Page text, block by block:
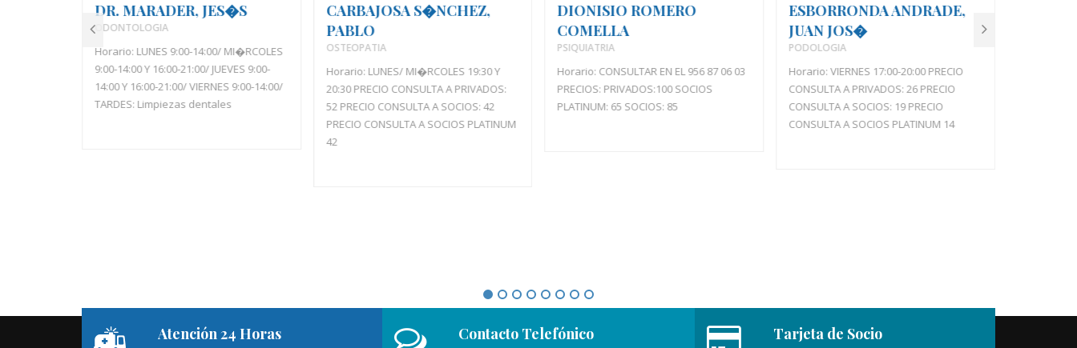
DR. MARADER, JES�S
ODONTOLOGIA
Horario: LUNES 9:00-14:00/ MI�RCOLES
9:00-14:00 Y 16:00-21:00/ JUEVES 9:00-
14:00 Y 16:00-21:00/ VIERNES 9:00-14:00/
TARDES: Limpiezas dentales
CARBAJOSA S�NCHEZ,
PABLO
OSTEOPATIA
Horario: LUNES/ MI�RCOLES 19:30 Y
20:30 PRECIO CONSULTA A PRIVADOS:
52 PRECIO CONSULTA A SOCIOS: 42
PRECIO CONSULTA A SOCIOS PLATINUM
42
DIONISIO ROMERO
COMELLA
PSIQUIATRIA
Horario: CONSULTAR EN EL 956 87 06 03
PRECIOS: PRIVADOS:100 SOCIOS
PLATINUM: 65 SOCIOS: 85
ESBORRONDA ANDRADE,
JUAN JOS�
PODOLOGIA
Horario: VIERNES 17:00-20:00 PRECIO
CONSULTA A PRIVADOS: 26 PRECIO
CONSULTA A SOCIOS: 19 PRECIO
CONSULTA A SOCIOS PLATINUM 14
Atención 24 Horas Contacto Telefónico Tarjeta de Socio